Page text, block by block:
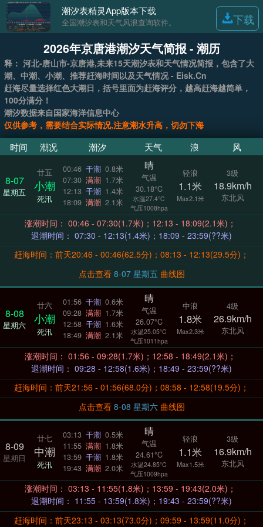
潮汐表精灵App版本下载
全国潮汐表和天气风浪查询软件。 下载
2026年京唐港潮汐天气简报 - 潮历
释： 河北-唐山市-京唐港,未来15天潮汐表和天气情况简报，包含了大
潮、中潮、小潮、推荐赶海时间以及天气情况 - Eisk.Cn
赶海尽量选择红色大潮日，括号里面为赶海评分，越高赶海越简单，
100分满分！
潮汐数据来自国家海洋信息中心
仅供参考，需要结合实际情况,注意潮水升高，切勿下海
时间 潮况 潮汐 天气 浪 风
8-07
星期五
廿五
小潮
死汛
00:46 干潮 0.8米
07:30 满潮 1.7米
12:13 干潮 1.4米
18:09 满潮 2.1米
晴
气温
30.18°C
水温27.4°C
气压1008hpa
轻浪
1.1米
Max2.1米
3级
18.9km/h
东北风
涨潮时间： 00:46 - 07:30(1.7米)；12:13 - 18:09(2.1米)；
退潮时间： 07:30 - 12:13(1.4米)；18:09 - 23:59(??米)
赶海时间：前天20:46 - 00:46(62.5分)；08:13 - 12:13(29.5分)；
点击查看
8-07 星期五 曲线图
8-08
星期六
廿六
小潮
死汛
01:56 干潮 0.6米
09:28 满潮 1.7米
12:58 干潮 1.6米
18:49 满潮 2.1米
晴
气温
26.07°C
水温25.05°C
气压1011hpa
中浪
1.8米
Max2.3米
4级
26.9km/h
东北风
涨潮时间： 01:56 - 09:28(1.7米)；12:58 - 18:49(2.1米)；
退潮时间： 09:28 - 12:58(1.6米)；18:49 - 23:59(??米)
赶海时间：前天21:56 - 01:56(68.0分)；08:58 - 12:58(19.5分)；
点击查看
8-08 星期六 曲线图
8-09
星期日
廿七
中潮
死汛
03:13 干潮 0.5米
11:55 满潮 1.8米
13:59 干潮 1.8米
19:43 满潮 2.0米
晴
气温
24.61°C
水温24.85°C
气压1009hpa
轻浪
1.1米
Max1.5米
3级
16.9km/h
东北风
涨潮时间： 03:13 - 11:55(1.8米)；13:59 - 19:43(2.0米)；
退潮时间： 11:55 - 13:59(1.8米)；19:43 - 23:59(??米)
赶海时间：前天23:13 - 03:13(73.0分)；09:59 - 13:59(11.0分)；